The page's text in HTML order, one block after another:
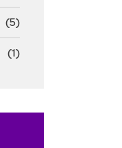
(5)
(1)